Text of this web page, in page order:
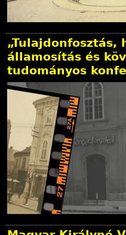
„Tulajdonfosztás,
államosítás és
tudományos